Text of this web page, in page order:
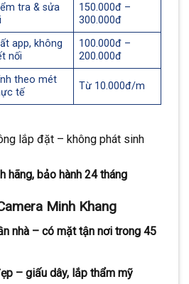
tra & sửa
150.000đ –
300.000đ
app, không
nối
100.000đ –
200.000đ
theo mét
tế
Từ 10.000đ/m
lắp đặt – không phát sinh
hãng, bảo hành 24 tháng
Minh Khang
nhà – có mặt tận nơi trong 45
– giấu dây, lắp thẩm mỹ